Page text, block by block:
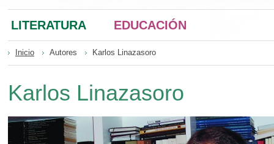
LITERATURA EDUCACIÓN
Inicio Autores Karlos Linazasoro
Karlos Linazasoro